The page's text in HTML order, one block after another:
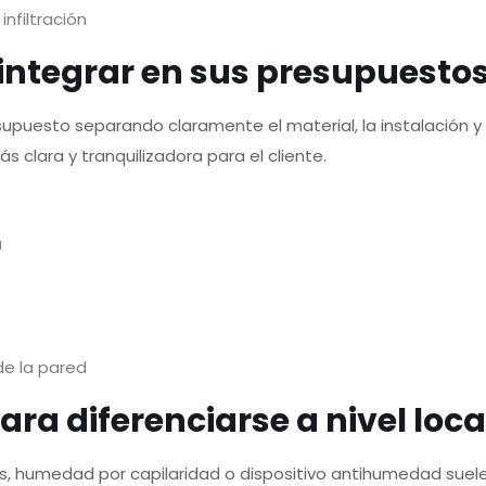
en sus
separando claramente el material, la instalación
clara y tranquilizadora para el cliente.
la pared
diferenciarse a nivel
humedad por capilaridad o dispositivo antihumedad